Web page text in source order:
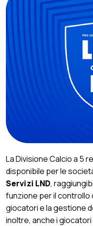
La Divisione Calcio a 5
disponibile per le
Servizi LND,
funzione per il controllo
giocatori e la gestione
inoltre, anche i